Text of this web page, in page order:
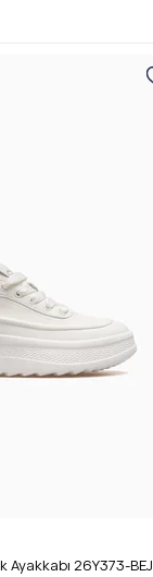
Ayakkabı 26Y373-BEJ